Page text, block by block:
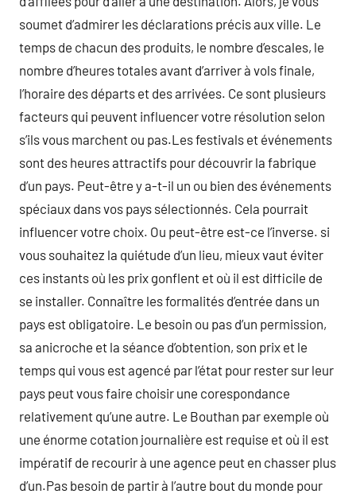
soumet d’admirer les déclarations précis aux ville. Le
temps de chacun des produits, le nombre d’escales, le
nombre d’heures totales avant d’arriver à vols finale,
l’horaire des départs et des arrivées. Ce sont plusieurs
facteurs qui peuvent influencer votre résolution selon
s’ils vous marchent ou pas.Les festivals et événements
sont des heures attractifs pour découvrir la fabrique
d’un pays. Peut-être y a-t-il un ou bien des événements
spéciaux dans vos pays sélectionnés. Cela pourrait
influencer votre choix. Ou peut-être est-ce l’inverse. si
vous souhaitez la quiétude d’un lieu, mieux vaut éviter
ces instants où les prix gonflent et où il est difficile de
se installer. Connaître les formalités d’entrée dans un
pays est obligatoire. Le besoin ou pas d’un permission,
sa anicroche et la séance d’obtention, son prix et le
temps qui vous est agencé par l’état pour rester sur leur
pays peut vous faire choisir une corespondance
relativement qu’une autre. Le Bouthan par exemple où
une énorme cotation journalière est requise et où il est
impératif de recourir à une agence peut en chasser plus
d’un.Pas besoin de partir à l’autre bout du monde pour